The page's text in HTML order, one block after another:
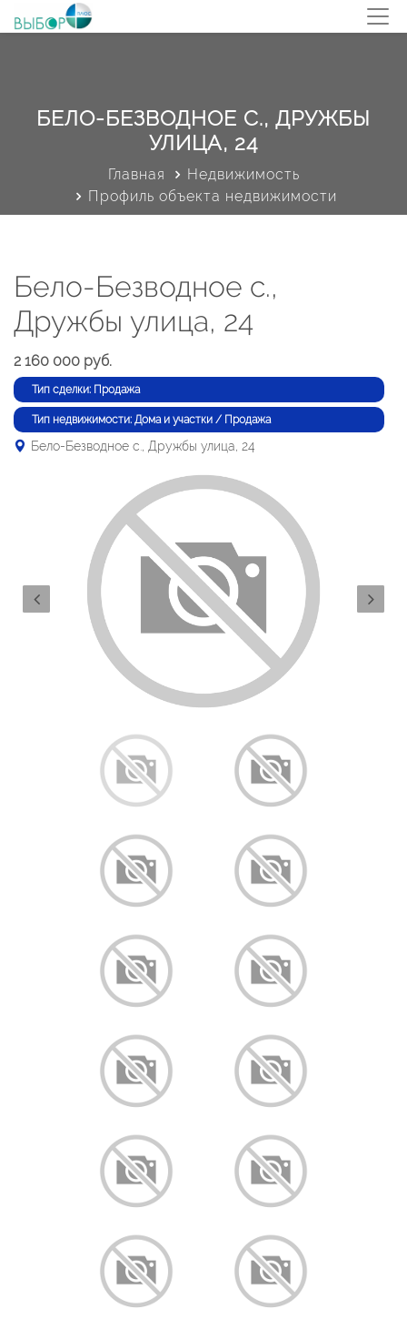
БЕЛО-БЕЗВОДНОЕ С., ДРУЖБЫ
УЛИЦА, 24
Главная
Недвижимость
Профиль объекта недвижимости
Бело-Безводное с.,
Дружбы улица, 24
2 160 000 руб.
Тип сделки: Продажа
Тип недвижимости: Дома и участки / Продажа
Бело-Безводное с., Дружбы улица, 24